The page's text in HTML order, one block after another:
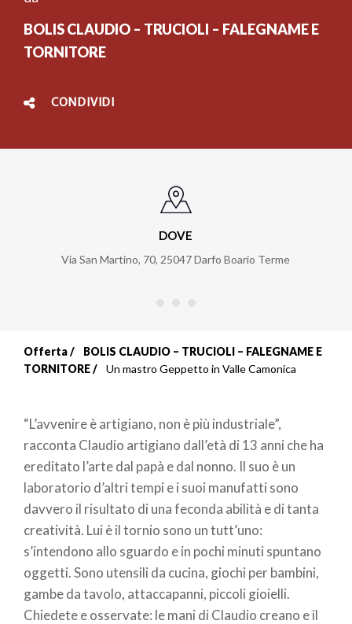
BOLIS CLAUDIO – TRUCIOLI – FALEGNAME E
TORNITORE
CONDIVIDI
DOVE
Via San Martino, 70, 25047Darfo Boario Terme
Briciole
pane
Offerta
BOLIS CLAUDIO – TRUCIOLI – FALEGNAME E
TORNITORE
Un mastro Geppetto in Valle Camonica
“L’avvenire è artigiano, non è più industriale”,
racconta Claudio artigiano dall’età di 13 anni che ha
ereditato l’arte dal papà e dal nonno. Il suo è un
laboratorio d’altri tempi e i suoi manufatti sono
davvero il risultato di una feconda abilità e di tanta
creatività. Lui è il tornio sono un tutt’uno:
s’intendono allo sguardo e in pochi minuti spuntano
oggetti. Sono utensili da cucina, giochi per bambini,
gambe da tavolo, attaccapanni, piccoli gioielli.
Chiedete e osservate: le mani di Claudio creano e il